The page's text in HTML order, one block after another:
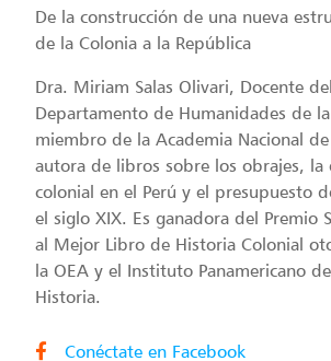
De la construcción de una nueva
de la Colonia a la República
Dra. Miriam Salas Olivari, Docente del
Departamento de Humanidades de la
miembro de la Academia Nacional
autora de libros sobre los obrajes, la
colonial en el Perú y el presupuesto
el siglo XIX. Es ganadora del Premio
al Mejor Libro de Historia Colonial
la OEA y el Instituto Panamericano
Historia.
Conéctate en Facebook